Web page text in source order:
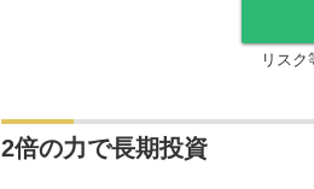
リス
2倍の力で長期投資